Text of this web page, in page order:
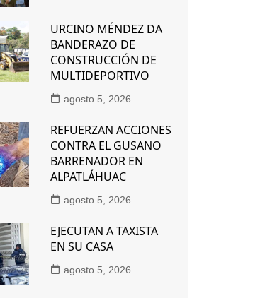
URCINO MÉNDEZ DA
BANDERAZO DE
CONSTRUCCIÓN DE
MULTIDEPORTIVO
agosto 5, 2026
REFUERZAN ACCIONES
CONTRA EL GUSANO
BARRENADOR EN
ALPATLÁHUAC
agosto 5, 2026
EJECUTAN A TAXISTA
EN SU CASA
agosto 5, 2026